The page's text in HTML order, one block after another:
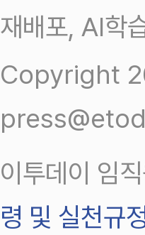
재배포, AI학
Copyright
이투데이 임
령 및 실천규